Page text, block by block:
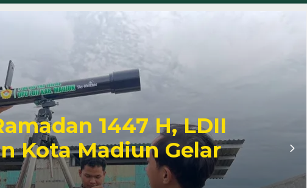
1447 H, LDII
Kota Madiun Gelar